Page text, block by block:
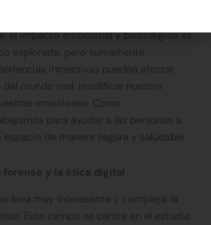
el impacto emocional y psicológico es
explorada, pero sumamente
inmersivas pueden afectar
mundo real, modificar nuestra
emociones. Como
para ayudar a las personas a
de manera segura y saludable.
y la ética digital
área muy interesante y compleja: la
Este campo se centra en el estudio